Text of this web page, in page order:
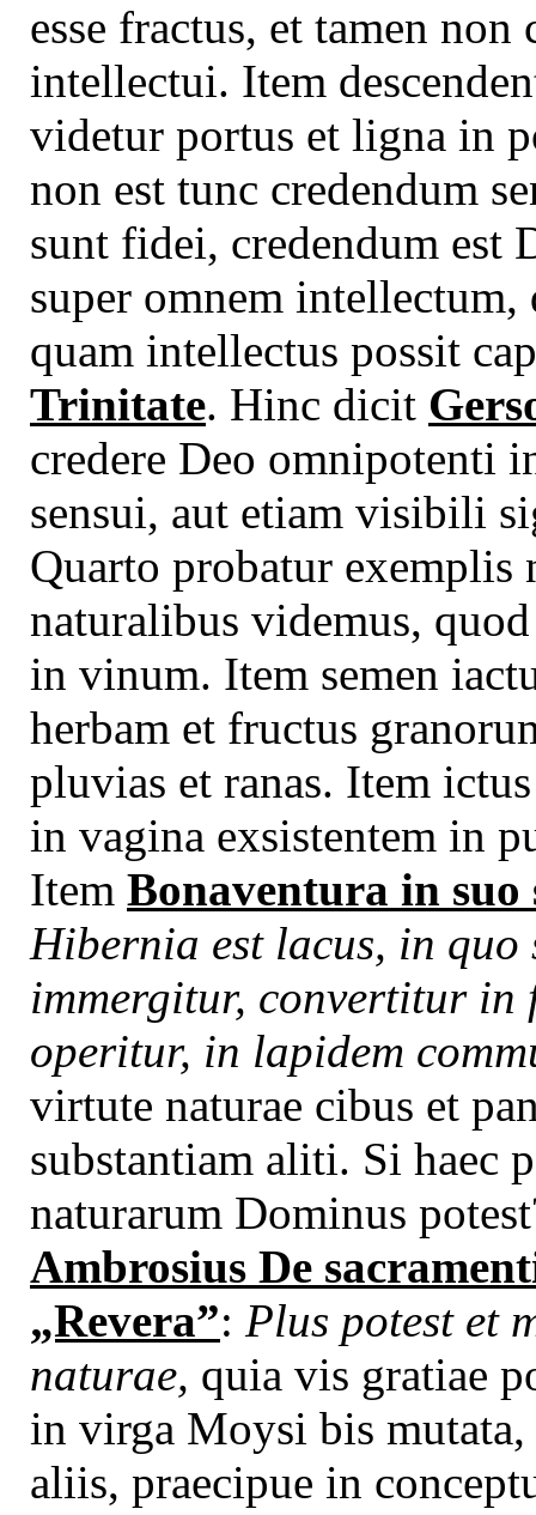
esse fractus, et tamen
intellectui. Item
videtur portus et ligna in
non est tunc credendum
sunt fidei, credendum est
super omnem intellectum,
quam intellectus possit
Trinitate. Hinc dicit
credere Deo omnipotenti
sensui, aut etiam visibili
Quarto probatur exemplis
naturalibus videmus,
in vinum. Item semen
herbam et fructus
pluvias et ranas. Item
in vagina exsistentem in
Item Bonaventura in suo
Hibernia est lacus, in
immergitur, convertitur in
operitur, in lapidem
virtute naturae cibus et
substantiam aliti. Si haec
naturarum Dominus
Ambrosius De
„Revera”: Plus potest et
naturae, quia vis gratiae
in virga Moysi bis mutata,
aliis, praecipue in